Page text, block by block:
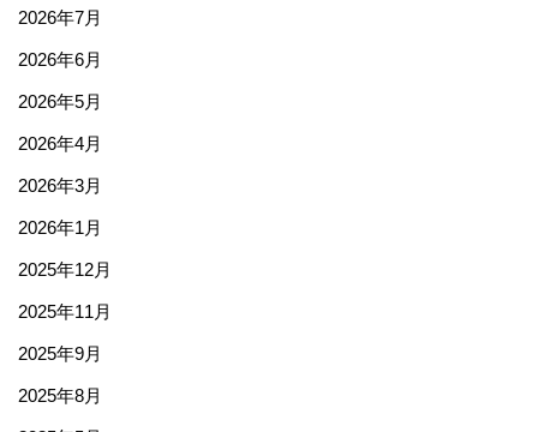
2026年7月
2026年6月
2026年5月
2026年4月
2026年3月
2026年1月
2025年12月
2025年11月
2025年9月
2025年8月